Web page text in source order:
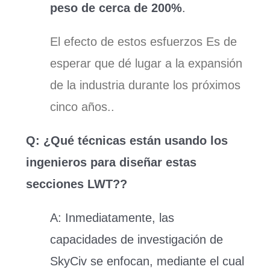
peso de cerca de 200%.
El efecto de estos esfuerzosEs de
esperar que dé lugar a la expansión
de la industria durante los próximos
cinco años..
Q: ¿Qué técnicas están usando los
ingenieros para diseñar estas
secciones LWT??
A: Inmediatamente, las
capacidades de investigación de
SkyCiv se enfocan, mediante el cual